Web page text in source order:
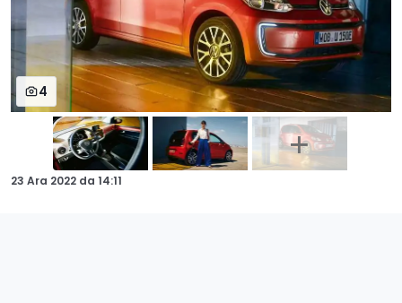
4
23 Ara 2022 da 14:11